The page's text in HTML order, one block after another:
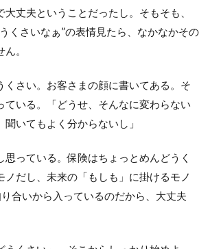
丈夫ということだったし。そもそも、
くさいなぁ”の表情見たら、なかなかその
。
くさい。お客さまの顔に書いてある。そ
ている。「どうせ、そんなに変わらない
いてもよく分からないし」
思っている。保険はちょっとめんどうく
ノだし、未来の「もしも」に掛けるモノ
合いから入っているのだから、大丈夫